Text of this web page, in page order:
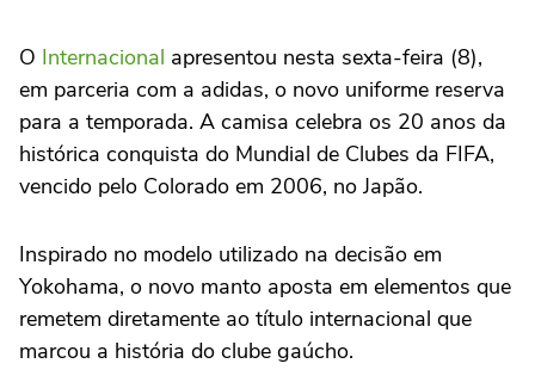
O Internacional apresentou nesta sexta-feira (8),
em parceria com a adidas, o novo uniforme reserva
para a temporada. A camisa celebra os 20 anos da
histórica conquista do Mundial de Clubes da FIFA,
vencido pelo Colorado em 2006, no Japão.
Inspirado no modelo utilizado na decisão em
Yokohama, o novo manto aposta em elementos que
remetem diretamente ao título internacional que
marcou a história do clube gaúcho.